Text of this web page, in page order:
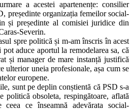
a acestei apartenențe: consilier
președinte organizația femeilor social-
și președinte al comisiei juridice din
Severin.
spre politică și m-am înscris în acest
aduce aportul la remodelarea sa, că
și manager de mare instanță justifică
ulterior uneia profesionale, așa cum se
europene.
sunt pe deplin conștientă că PSD s-a
politică obsoleta, respingătoare, aflată
ce înseamnă adevărata social-